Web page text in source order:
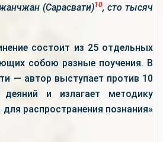
(Сарасвати)10, сто тысяч
состоит из 25 отдельных
собою разные поучения. В
— автор выступает против 10
деяний и излагает методику
распространения познания»